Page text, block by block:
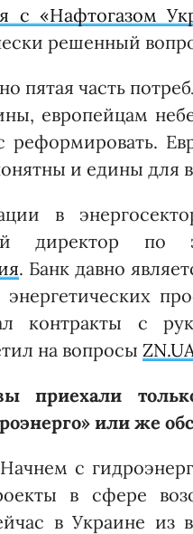
с «Нафтогазом
решенный
пятая часть
европейцам
реформировать.
и едины для
в
директор по
. Банк давно
энергетических
контракты с
на вопросы
приехали
или же
с
в сфере
в Украине из